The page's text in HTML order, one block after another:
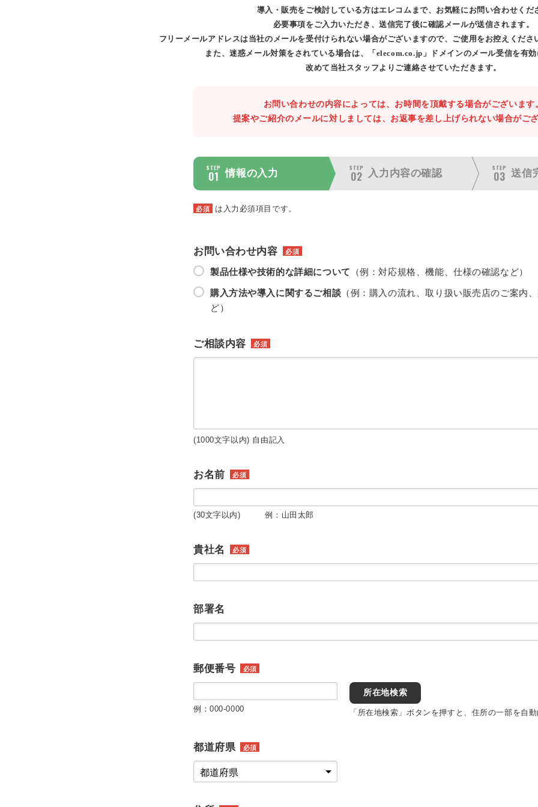
導入・販売をご検討している方はエレコムまで、お気軽にお問い合わせくだ
必要事項をご入力いただき、送信完了後に確認メールが送信されます。
フリーメールアドレスは当社のメールを受付けられない場合がございますので、ご使用をお控えくださ
また、迷惑メール対策をされている場合は、「elecom.co.jp」ドメインのメール受信を有効
改めて当社スタッフよりご連絡させていただきます。
お問い合わせの内容によっては、お時間を頂戴する場合がございます
提案やご紹介のメールに対しましては、お返事を差し上げられない場合がござ
STEP
01 情報の入力
STEP
02 入力内容の確認
STEP
03 送信
必須 は入力必須項目です。
お問い合わせ内容 必須
製品仕様や技術的な詳細について （例：対応規格、機能、仕様の確認など）
購入方法や導入に関するご相談 （例：購入の流れ、取り扱い販売店のご案内
ど）
ご相談内容 必須
(1000文字以内) 自由記入
お名前 必須
(30文字以内) 例：山田太郎
貴社名 必須
部署名
郵便番号 必須
例：000-0000
所在地検索
「所在地検索」ボタンを押すと、住所の一部を自動
都道府県 必須